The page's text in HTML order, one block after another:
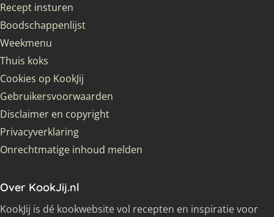
Recept insturen
Boodschappenlijst
Weekmenu
Thuis koks
Cookies op KookJij
Gebruikersvoorwaarden
Disclaimer en copyright
Privacyverklaring
Onrechtmatige inhoud melden
Over KookJij.nl
KookJij is dé kookwebsite vol recepten en inspiratie voor